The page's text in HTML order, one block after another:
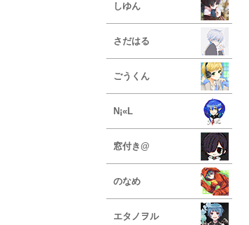
しゆん
さだはる
ごうくん
N¡«L
窓付き@
のなめ
エタノヲル